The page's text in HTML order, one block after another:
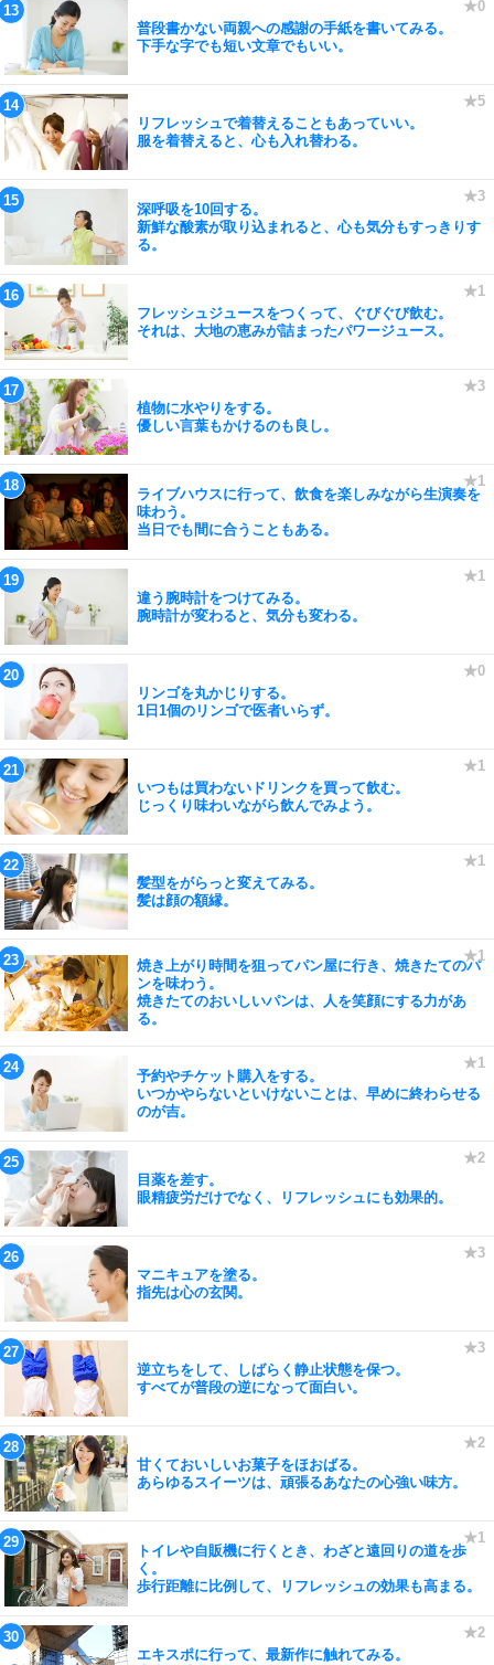
普段書かない両親への感謝の手紙を書いてみる。
下手な字でも短い文章でもいい。
リフレッシュで着替えることもあっていい。
服を着替えると、心も入れ替わる。
深呼吸を10回する。
新鮮な酸素が取り込まれると、心も気分もすっきりす
る。
フレッシュジュースをつくって、ぐびぐび飲む。
それは、大地の恵みが詰まったパワージュース。
植物に水やりをする。
優しい言葉もかけるのも良し。
ライブハウスに行って、飲食を楽しみながら生演奏を
味わう。
当日でも間に合うこともある。
違う腕時計をつけてみる。
腕時計が変わると、気分も変わる。
リンゴを丸かじりする。
1日1個のリンゴで医者いらず。
いつもは買わないドリンクを買って飲む。
じっくり味わいながら飲んでみよう。
髪型をがらっと変えてみる。
髪は顔の額縁。
焼き上がり時間を狙ってパン屋に行き、焼きたてのパ
ンを味わう。
焼きたてのおいしいパンは、人を笑顔にする力があ
る。
予約やチケット購入をする。
いつかやらないといけないことは、早めに終わらせる
のが吉。
目薬を差す。
眼精疲労だけでなく、リフレッシュにも効果的。
マニキュアを塗る。
指先は心の玄関。
逆立ちをして、しばらく静止状態を保つ。
すべてが普段の逆になって面白い。
甘くておいしいお菓子をほおばる。
あらゆるスイーツは、頑張るあなたの心強い味方。
トイレや自販機に行くとき、わざと遠回りの道を歩
く。
歩行距離に比例して、リフレッシュの効果も高まる。
エキスポに行って、最新作に触れてみる。